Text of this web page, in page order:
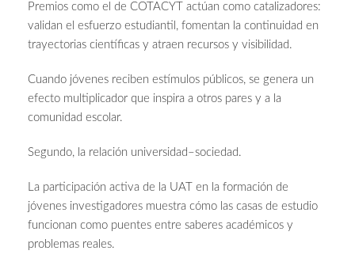
Premios como el de COTACYT actúan como catalizadores:
validan el esfuerzo estudiantil, fomentan la continuidad en
trayectorias científicas y atraen recursos y visibilidad.
Cuando jóvenes reciben estímulos públicos, se genera un
efecto multiplicador que inspira a otros pares y a la
comunidad escolar.
Segundo, la relación universidad–sociedad.
La participación activa de la UAT en la formación de
jóvenes investigadores muestra cómo las casas de estudio
funcionan como puentes entre saberes académicos y
problemas reales.